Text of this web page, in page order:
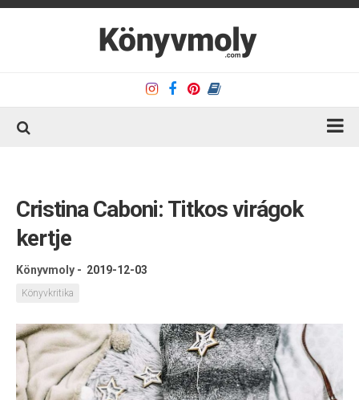
Könyvajánló
Kapcsolat
Olvasó sarok
Rólam
Cristina Caboni: Titkos virágok
kertje
Könyvmoly - 2019-12-03
Könyvkritika